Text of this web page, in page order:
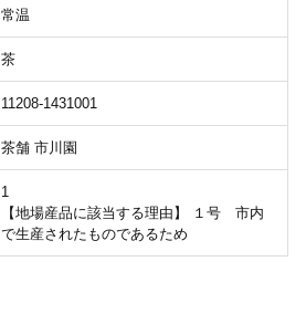
常温
茶
11208-1431001
茶舗 市川園
1
【地場産品に該当する理由】 １号 市内
で生産されたものであるため